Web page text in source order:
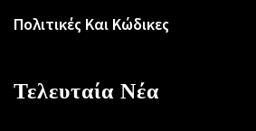
Πολιτικές Και Κώδικες
Τελευταία Νέα